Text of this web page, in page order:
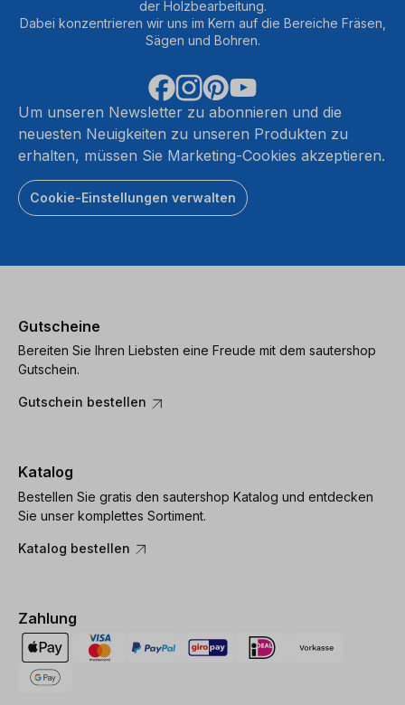
der Holzbearbeitung.
Dabei konzentrieren wir uns im Kern auf die Bereiche Fräsen,
Sägen und Bohren.
Um unseren Newsletter zu abonnieren und die
neuesten Neuigkeiten zu unseren Produkten zu
erhalten, müssen Sie Marketing-Cookies akzeptieren.
Cookie-Einstellungen verwalten
Gutscheine
Bereiten Sie Ihren Liebsten eine Freude mit dem sautershop
Gutschein.
Gutschein bestellen
Katalog
Bestellen Sie gratis den sautershop Katalog und entdecken
Sie unser komplettes Sortiment.
Katalog bestellen
Zahlung